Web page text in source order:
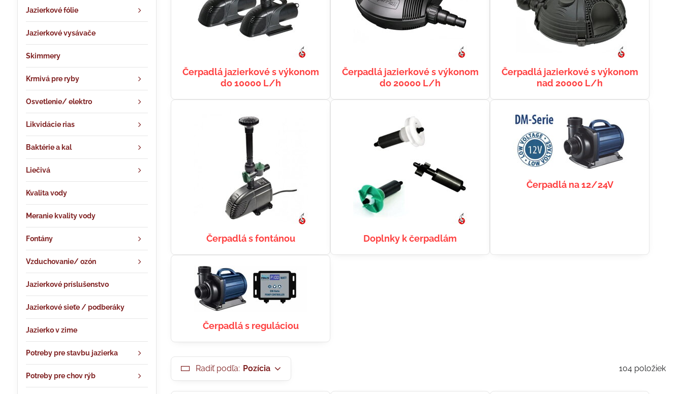
Čerpadlá jazierkové s výkonom
do 10000 L/h
Čerpadlá jazierkové s výkonom
do 20000 L/h
Čerpadlá jazierkové s výkonom
nad 20000 L/h
Čerpadlá s fontánou Doplnky k čerpadlám
Čerpadlá na 12/24V
Čerpadlá s reguláciou
Radiť podľa: Pozícia 104 položiek
Jazierkové fólie
Jazierkové vysávače
Skimmery
Krmivá pre ryby
Osvetlenie/ elektro
Likvidácie rias
Baktérie a kal
Liečivá
Kvalita vody
Meranie kvality vody
Fontány
Vzduchovanie/ ozón
Jazierkové príslušenstvo
Jazierkové sieťe / podberáky
Jazierko v zime
Potreby pre stavbu jazierka
Potreby pre chov rýb